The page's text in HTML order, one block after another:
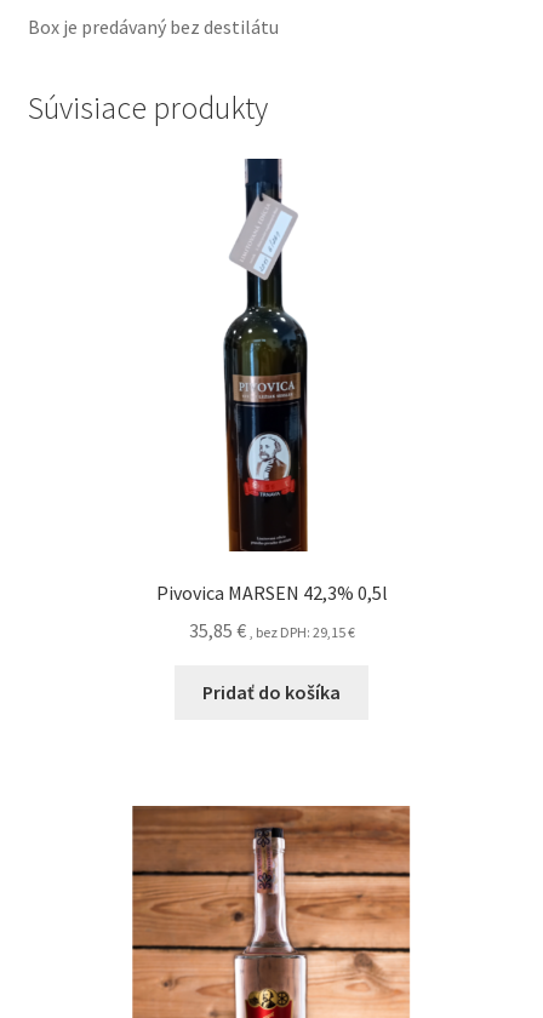
Box je predávaný bez destilátu
Súvisiace produkty
Pivovica MARSEN 42,3% 0,5l
35,85 € , bez DPH: 29,15€
Pridať do košíka